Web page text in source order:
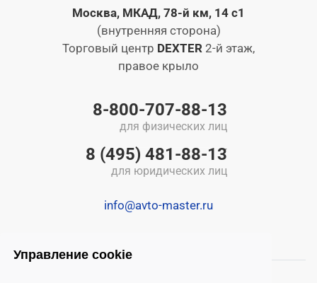
Управление cookie
Москва, МКАД, 78-й км, 14 с1
(внутренняя сторона)
Торговый центр DEXTER 2-й этаж,
правое крыло
8-800-707-88-13
для физических лиц
8 (495) 481-88-13
для юридических лиц
info@avto-master.ru